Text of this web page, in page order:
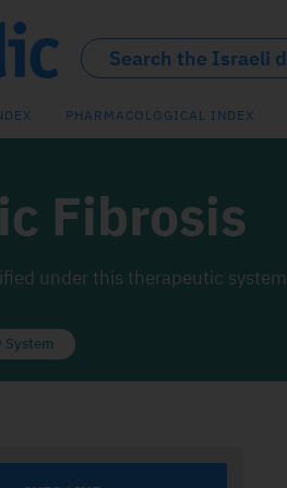
PHARMACOLOGICAL INDEX
Fibrosis
under this therapeutic system
System